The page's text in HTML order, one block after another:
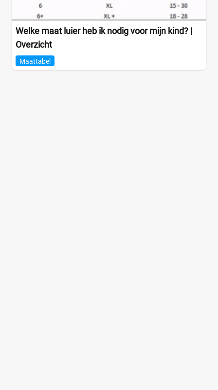
Welke maat luier heb ik nodig voor mijn kind? |
Overzicht
Maattabel